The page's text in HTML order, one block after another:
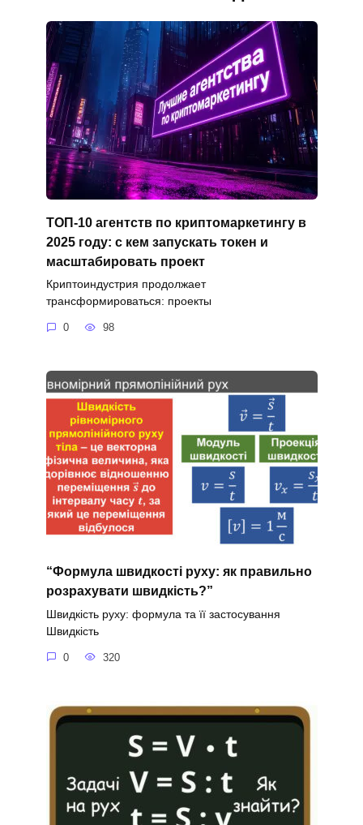
ТОП-10 агентств по криптомаркетингу в
2025 году: с кем запускать токен и
масштабировать проект
Криптоиндустрия продолжает
трансформироваться: проекты
0 98
“Формула швидкості руху: як правильно
розрахувати швидкість?”
Швидкість руху: формула та її застосування
Швидкість
0 320